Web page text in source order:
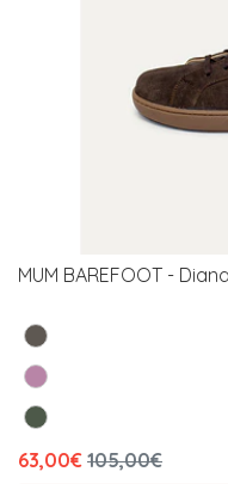
MUM BAREFOOT -
63,00€ 105,00€